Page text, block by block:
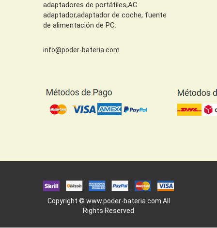
adaptadores de portátiles,AC
adaptador,adaptador de coche, fuente
de alimentación de PC.
info@poder-bateria.com
Copyright © www.poder-bateria.com All
Rights Reserved